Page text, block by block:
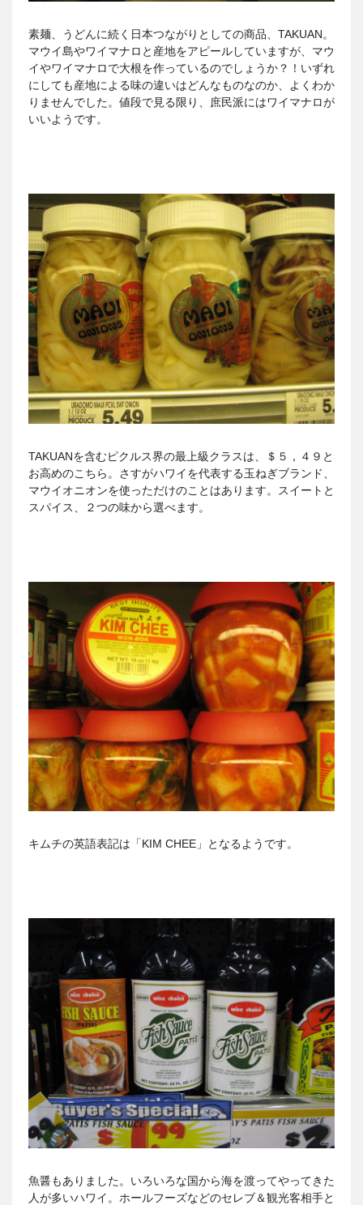
素麺、うどんに続く日本つながりとしての商品、TAKUAN。
マウイ島やワイマナロと産地をアピールしていますが、マウ
イやワイマナロで大根を作っているのでしょうか？！いずれ
にしても産地による味の違いはどんなものなのか、よくわか
りませんでした。値段で見る限り、庶民派にはワイマナロが
いいようです。
TAKUANを含むピクルス界の最上級クラスは、＄５，４９と
お高めのこちら。さすがハワイを代表する玉ねぎブランド、
マウイオニオンを使っただけのことはあります。スイートと
スパイス、２つの味から選べます。
キムチの英語表記は「KIM CHEE」となるようです。
魚醤もありました。いろいろな国から海を渡ってやってきた
人が多いハワイ。ホールフーズなどのセレブ＆観光客相手と